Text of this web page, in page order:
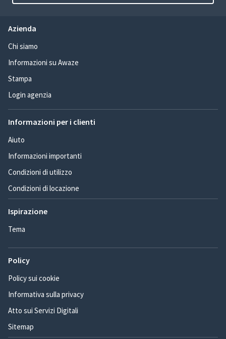
Azienda
Chi siamo
Informazioni su Awaze
Stampa
Login agenzia
Informazioni per i clienti
Aiuto
Informazioni importanti
Condizioni di utilizzo
Condizioni di locazione
Ispirazione
Tema
Policy
Policy sui cookie
Informativa sulla privacy
Atto sui Servizi Digitali
Sitemap